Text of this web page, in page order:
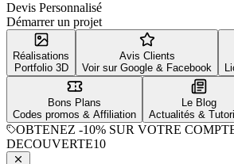
Devis Personnalisé
Démarrer un projet
Réalisations
Portfolio 3D
Avis Clients
Voir sur Google & Facebook
Bons Plans
Codes promos & Affiliation
Le Blog
Actualités &
OBTENEZ -10% SUR VOTRE
DECOUVERTE10